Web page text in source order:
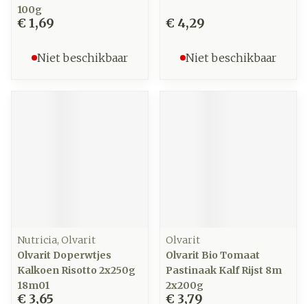
100g
€ 1,69
Niet beschikbaar
€ 4,29
Niet beschikbaar
Nutricia, Olvarit
Olvarit Doperwtjes
Kalkoen Risotto 2x250g
18m01
€ 3,65
Olvarit
Olvarit Bio Tomaat
Pastinaak Kalf Rijst 8m
2x200g
€ 3,79